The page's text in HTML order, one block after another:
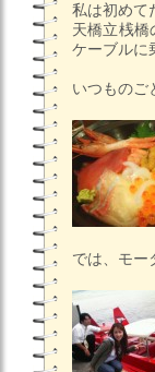
私は初めて
天橋立桟橋
ケーブルに
いつものご
では、モー